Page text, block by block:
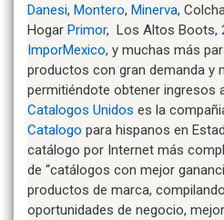
Danesi, Montero, Minerva,
Hogar Primor, Los Altos Boots,
ImporMexico, y muchas más
productos con gran demanda y
permitiéndote obtener ingresos
Catalogos Unidos es la
Catalogo para hispanos en
catálogo por Internet más
de “catálogos con mejor
productos de marca,
oportunidades de negocio,